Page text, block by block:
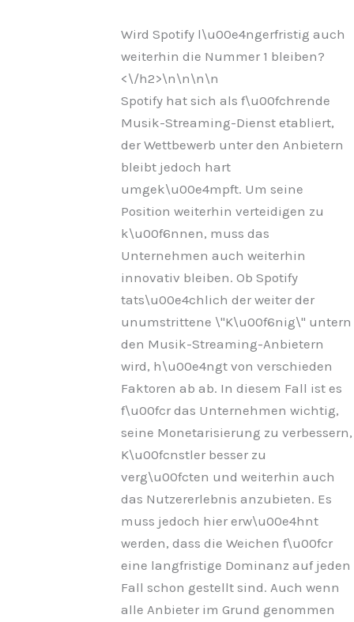
Wird Spotify l\u00e4ngerfristig auch
weiterhin die Nummer 1 bleiben?
<\/h2>\n\n\n\n
Spotify hat sich als f\u00fchrende
Musik-Streaming-Dienst etabliert,
der Wettbewerb unter den Anbietern
bleibt jedoch hart
umgek\u00e4mpft. Um seine
Position weiterhin verteidigen zu
k\u00f6nnen, muss das
Unternehmen auch weiterhin
innovativ bleiben. Ob Spotify
tats\u00e4chlich der weiter der
unumstrittene \"K\u00f6nig\" untern
den Musik-Streaming-Anbietern
wird, h\u00e4ngt von verschieden
Faktoren ab ab. In diesem Fall ist es
f\u00fcr das Unternehmen wichtig,
seine Monetarisierung zu verbessern,
K\u00fcnstler besser zu
verg\u00fcten und weiterhin auch
das Nutzererlebnis anzubieten. Es
muss jedoch hier erw\u00e4hnt
werden, dass die Weichen f\u00fcr
eine langfristige Dominanz auf jeden
Fall schon gestellt sind. Auch wenn
alle Anbieter im Grund genommen